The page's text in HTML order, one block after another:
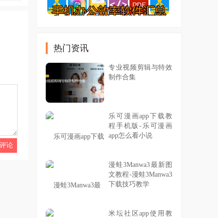
热门资讯
专业视频剪辑与特效
制作合集
乐可漫画app下载教
程手机版-乐可漫画
app怎么看小说
漫蛙3Manwa3最新图
文教程-漫蛙3Manwa3
下载技巧教学
米坛社区app使用教